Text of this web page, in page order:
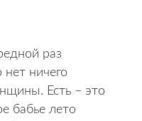
раз
нет ничего
Есть – это
бабье лето